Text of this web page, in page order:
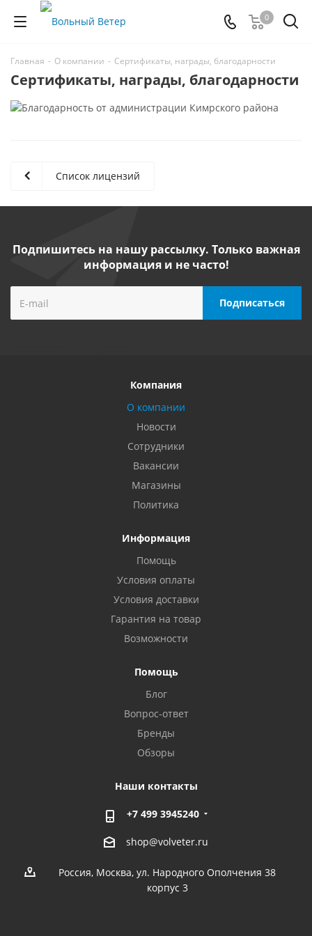
0
Главная - О компании - Сертификаты, награды, благодарности
Сертификаты, награды, благодарности
Список лицензий
Подпишитесь на нашу рассылку. Только важная
информация и не часто!
Компания
О компании
Новости
Сотрудники
Вакансии
Магазины
Политика
Информация
Помощь
Условия оплаты
Условия доставки
Гарантия на товар
Возможности
Помощь
Блог
Вопрос-ответ
Бренды
Обзоры
Наши контакты
+7 499 3945240
shop@volveter.ru
Россия, Москва, ул. Народного Ополчения 38
корпус 3